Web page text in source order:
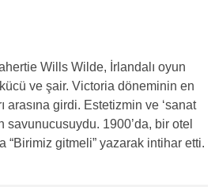
Wills Wilde, İrlandalı oyun
ve şair. Victoria döneminin en
arasına girdi. Estetizmin ve ‘sanat
savunucusuydu. 1900’da, bir otel
“Birimiz gitmeli” yazarak intihar etti.